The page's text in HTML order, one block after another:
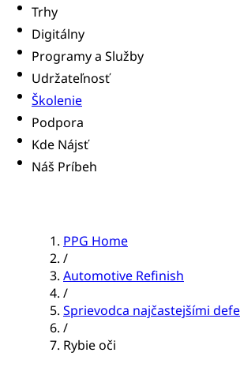
Trhy
Digitálny
Programy a Služby
Udržateľnosť
Školenie
Podpora
Kde Nájsť
Náš Príbeh
PPG Home
/
Automotive Refinish
/
Sprievodca najčastejšími
/
Rybie oči